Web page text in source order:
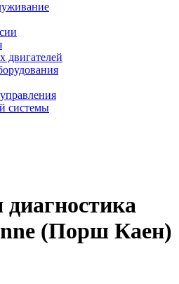
двигателей
системы
(Порш Каен)